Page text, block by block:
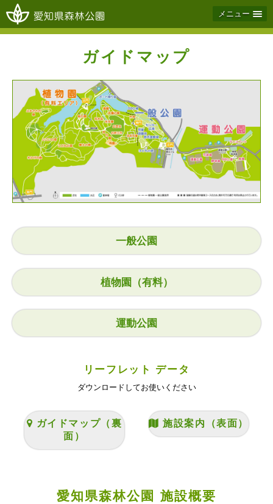
メニュー
ガイドマップ
一般公園
植物園（有料）
運動公園
リーフレット データ
ダウンロードしてお使いください
ガイドマップ（裏
面）
施設案内（表面）
愛知県森林公園 施設概要